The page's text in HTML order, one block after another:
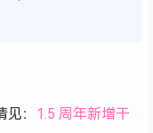
： 1.5 周年新增干